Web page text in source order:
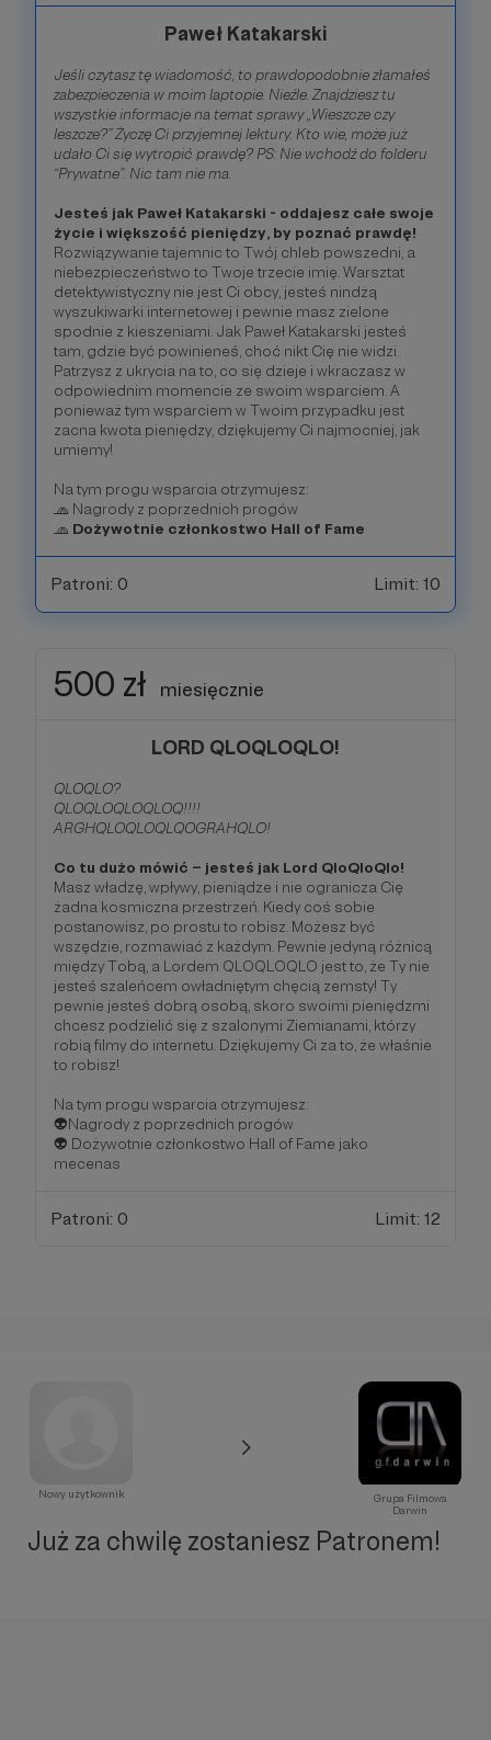
Paweł Katakarski
Jeśli czytasz tę wiadomość, to prawdopodobnie złamałeś
zabezpieczenia w moim laptopie. Nieźle. Znajdziesz tu
wszystkie informacje na temat sprawy „Wieszcze czy
leszcze?” Życzę Ci przyjemnej lektury. Kto wie, może już
udało Ci się wytropić prawdę? PS: Nie wchodź do folderu
“Prywatne”. Nic tam nie ma.
Jesteś jak Paweł Katakarski - oddajesz całe swoje
życie i większość pieniędzy, by poznać prawdę!
Rozwiązywanie tajemnic to Twój chleb powszedni, a
niebezpieczeństwo to Twoje trzecie imię. Warsztat
detektywistyczny nie jest Ci obcy, jesteś nindżą
wyszukiwarki internetowej i pewnie masz zielone
spodnie z kieszeniami. Jak Paweł Katakarski jesteś
tam, gdzie być powinieneś, choć nikt Cię nie widzi.
Patrzysz z ukrycia na to, co się dzieje i wkraczasz w
odpowiednim momencie ze swoim wsparciem. A
ponieważ tym wsparciem w Twoim przypadku jest
zacna kwota pieniędzy, dziękujemy Ci najmocniej, jak
umiemy!
Na tym progu wsparcia otrzymujesz:
🧢 Nagrody z poprzednich progów
🧢 Dożywotnie członkostwo Hall of Fame
Patroni: 0 Limit: 10
500 zł miesięcznie
LORD QLOQLOQLO!
QLOQLO?
QLOQLOQLOQLOQ!!!!
ARGHQLOQLOQLQOGRAHQLO!
Co tu dużo mówić – jesteś jak Lord QloQloQlo!
Masz władzę, wpływy, pieniądze i nie ogranicza Cię
żadna kosmiczna przestrzeń. Kiedy coś sobie
postanowisz, po prostu to robisz. Możesz być
wszędzie, rozmawiać z każdym. Pewnie jedyną różnicą
między Tobą, a Lordem QLOQLOQLO jest to, że Ty nie
jesteś szaleńcem owładniętym chęcią zemsty! Ty
pewnie jesteś dobrą osobą, skoro swoimi pieniędzmi
chcesz podzielić się z szalonymi Ziemianami, którzy
robią filmy do internetu. Dziękujemy Ci za to, że właśnie
to robisz!
Na tym progu wsparcia otrzymujesz:
👽Nagrody z poprzednich progów
👽 Dożywotnie członkostwo Hall of Fame jako
mecenas
Patroni: 0 Limit: 12
Nowy użytkownik
Grupa Filmowa
Darwin
Już za chwilę zostaniesz Patronem!